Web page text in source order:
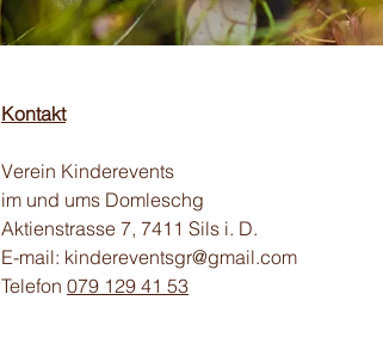
Kontakt
Verein Kinderevents
im und ums Domleschg
Aktienstrasse 7, 7411 Sils i. D.
E-mail: kindereventsgr@gmail.com
Telefon 079 129 41 53